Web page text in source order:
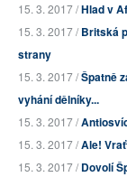
15. 3. 2017 /Hlad v
15. 3. 2017 /Britská
strany
15. 3. 2017 /Špatně
vyhání dělníky...
15. 3. 2017 /
15. 3. 2017 /Ale!
15. 3. 2017 /Dovolí